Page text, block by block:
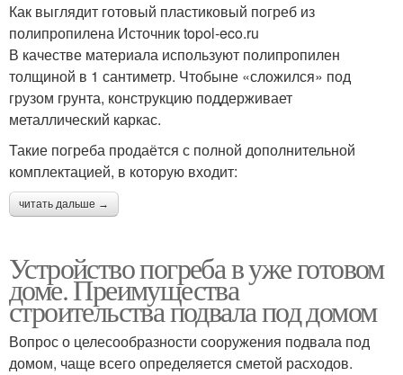
Как выглядит готовый пластиковый погреб из
полипропилена Источник topol-eco.ru
В качестве материала используют полипропилен
толщиной в 1 сантиметр. Чтобыне «сложился» под
грузом грунта, конструкцию поддерживает
металлический каркас.
Такие погреба продаётся с полной дополнительной
комплектацией, в которую входит:
читать дальше →
Устройство погреба в уже готовом
доме. Преимущества
строительства подвала под домом
Вопрос о целесообразности сооружения подвала под
домом, чаще всего определяется сметой расходов.